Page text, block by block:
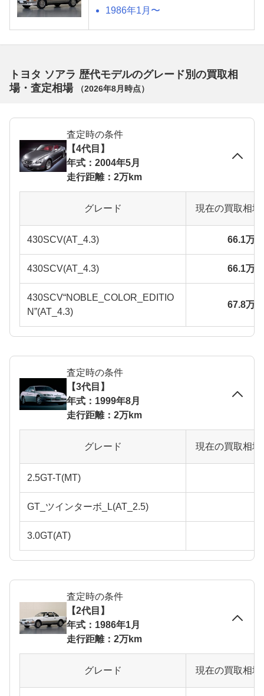
1986年1月〜
トヨタ ソアラ 歴代モデルのグレード別の買取相
場・査定相場
（2026年8月 時点）
査定時の条件
【4代目】
年式：2004年5月
走行距離：2万km
グレード 現在の買取相
430SCV(AT_4.3) 66.1万
430SCV(AT_4.3) 66.1万
430SCV“NOBLE_COLOR_EDITIO
N”(AT_4.3)
67.8万
査定時の条件
【3代目】
年式：1999年8月
走行距離：2万km
グレード 現在の買取相
2.5GT-T(MT)
GT_ツインターボ_L(AT_2.5)
3.0GT(AT)
査定時の条件
【2代目】
年式：1986年1月
走行距離：2万km
グレード 現在の買取相